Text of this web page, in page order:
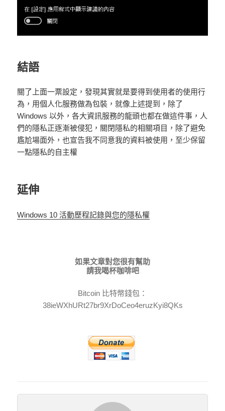
結語
關了上面一票設定，發現其實就是要得到使用者的使用行
為，用個人化服務做為包裝，就像上述提到，除了
Windows 以外，各大資訊服務的龍頭也都在做這件事，人
們的隱私正逐漸被侵犯，關閉隱私的相關項目，除了避免
尷尬場面外，也宣告我不同意我的資料被使用，至少保留
一點隱私的自主權
延伸
Windows 10 活動歷程記錄與您的隱私權
如果文章對您很有幫助
請我喝杯咖啡吧
Bitcoin 比特幣錢包：
38ieWXhURt27br9XrDoCeo4eruzKyi8QKs